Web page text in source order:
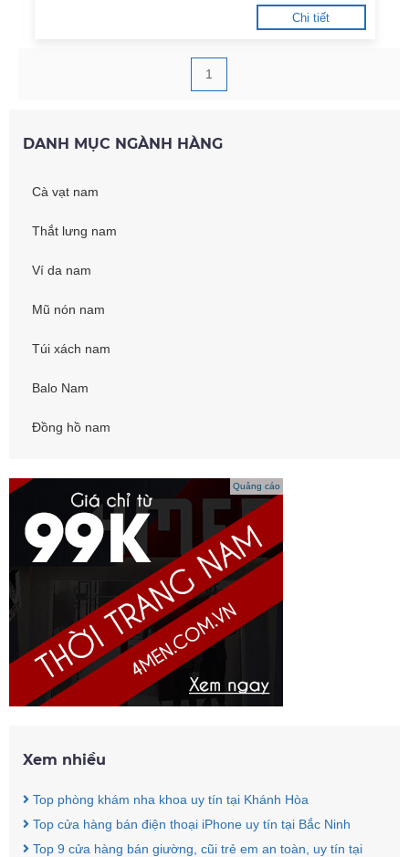
Chi tiết
1
DANH MỤC NGÀNH HÀNG
Cà vạt nam
Thắt lưng nam
Ví da nam
Mũ nón nam
Túi xách nam
Balo Nam
Đồng hồ nam
Quảng cáo
Xem nhiều
Top phòng khám nha khoa uy tín tại Khánh Hòa
Top cửa hàng bán điện thoại iPhone uy tín tại Bắc Ninh
Top 9 cửa hàng bán giường, cũi trẻ em an toàn, uy tín tại